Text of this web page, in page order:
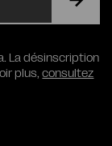
La désinscription
plus,consultez